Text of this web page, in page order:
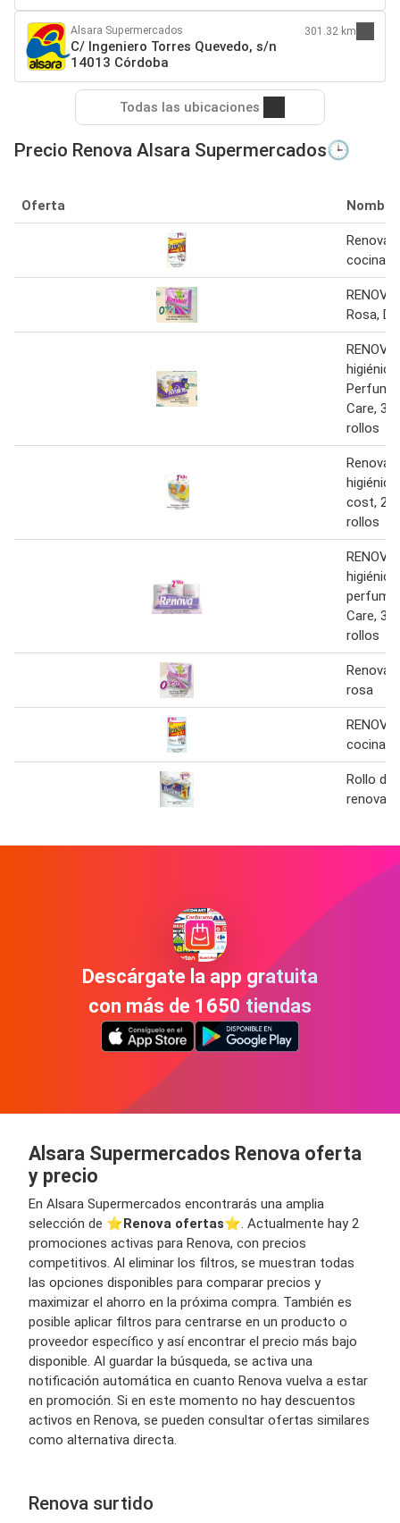
Alsara Supermercados
C/ Ingeniero Torres Quevedo, s/n
14013 Córdoba
301.32 km
Todas las ubicaciones
Precio Renova Alsara Supermercados🕒
Oferta Nombre
Renova
cocina
Rosa,
higiénico
Care, 3
rollos
Renova
cost, 2
rollos
higiénico
Care, 3
rollos
Renova
rosa
cocina
Rollo de
renova
Descárgate la app gratuita
con más de 1650 tiendas
Alsara Supermercados Renova oferta
y precio
En Alsara Supermercados encontrarás una amplia
selección de ⭐️Renova ofertas⭐️. Actualmente hay 2
promociones activas para Renova, con precios
competitivos. Al eliminar los filtros, se muestran todas
las opciones disponibles para comparar precios y
maximizar el ahorro en la próxima compra. También es
posible aplicar filtros para centrarse en un producto o
proveedor específico y así encontrar el precio más bajo
disponible. Al guardar la búsqueda, se activa una
notificación automática en cuanto Renova vuelva a estar
en promoción. Si en este momento no hay descuentos
activos en Renova, se pueden consultar ofertas similares
como alternativa directa.
Renova surtido